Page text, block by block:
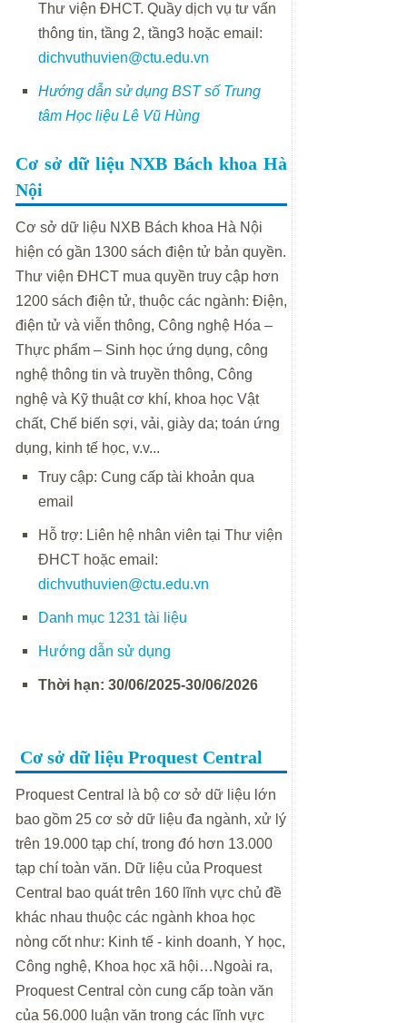
Thư viện ĐHCT. Quầy dịch vụ tư vấn
thông tin, tầng 2, tầng3 hoặc email:
dichvuthuvien@ctu.edu.vn
Hướng dẫn sử dụng BST số Trung
tâm Học liệu Lê Vũ Hùng
Cơ sở dữ liệu NXB Bách khoa Hà
Nội
Cơ sở dữ liệu NXB Bách khoa Hà Nội
hiện có gần 1300 sách điện tử bản quyền.
Thư viện ĐHCT mua quyền truy cập hơn
1200 sách điện tử, thuộc các ngành: Điện,
điện tử và viễn thông, Công nghệ Hóa –
Thực phẩm – Sinh học ứng dụng, công
nghệ thông tin và truyền thông, Công
nghệ và Kỹ thuật cơ khí, khoa học Vật
chất, Chế biến sợi, vải, giày da; toán ứng
dụng, kinh tế học, v.v...
Truy cập: Cung cấp tài khoản qua
email
Hỗ trợ: Liên hệ nhân viên tại Thư viện
ĐHCT hoặc email:
dichvuthuvien@ctu.edu.vn
Danh mục 1231 tài liệu
Hướng dẫn sử dụng
Thời hạn: 30/06/2025-30/06/2026
Cơ sở dữ liệu Proquest Central
Proquest Central là bộ cơ sở dữ liệu lớn
bao gồm 25 cơ sở dữ liệu đa ngành, xử lý
trên 19.000 tạp chí, trong đó hơn 13.000
tạp chí toàn văn. Dữ liệu của Proquest
Central bao quát trên 160 lĩnh vực chủ đề
khác nhau thuộc các ngành khoa học
nòng cốt như: Kinh tế - kinh doanh, Y học,
Công nghệ, Khoa học xã hội…Ngoài ra,
Proquest Central còn cung cấp toàn văn
của 56.000 luận văn trong các lĩnh vực